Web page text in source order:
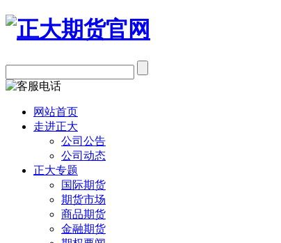
网站首页
走进正大
公司公告
公司动态
正大专题
国际期货
期货市场
商品期货
金融期货